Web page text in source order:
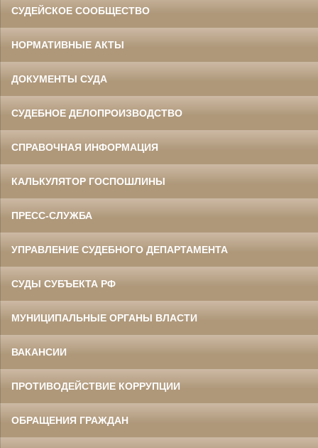
СУДЕЙСКОЕ СООБЩЕСТВО
НОРМАТИВНЫЕ АКТЫ
ДОКУМЕНТЫ СУДА
СУДЕБНОЕ ДЕЛОПРОИЗВОДСТВО
СПРАВОЧНАЯ ИНФОРМАЦИЯ
КАЛЬКУЛЯТОР ГОСПОШЛИНЫ
ПРЕСС-СЛУЖБА
УПРАВЛЕНИЕ СУДЕБНОГО ДЕПАРТАМЕНТА
СУДЫ СУБЪЕКТА РФ
МУНИЦИПАЛЬНЫЕ ОРГАНЫ ВЛАСТИ
ВАКАНСИИ
ПРОТИВОДЕЙСТВИЕ КОРРУПЦИИ
ОБРАЩЕНИЯ ГРАЖДАН